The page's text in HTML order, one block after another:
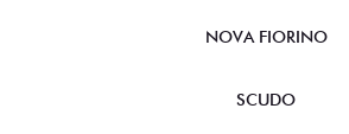
NOVA FIORINO
SCUDO